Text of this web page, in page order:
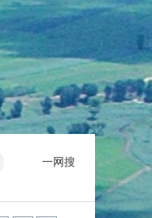
一网搜